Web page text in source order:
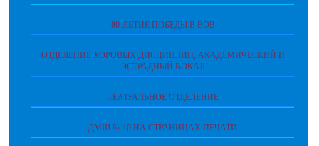
80-ЛЕТИЕ ПОБЕДЫ В ВОВ
ОТДЕЛЕНИЕ ХОРОВЫХ ДИСЦИПЛИН, АКАДЕМИЧЕСКИЙ И
ЭСТРАДНЫЙ ВОКАЛ
ТЕАТРАЛЬНОЕ ОТДЕЛЕНИЕ
ДМШ № 10 НА СТРАНИЦАХ ПЕЧАТИ